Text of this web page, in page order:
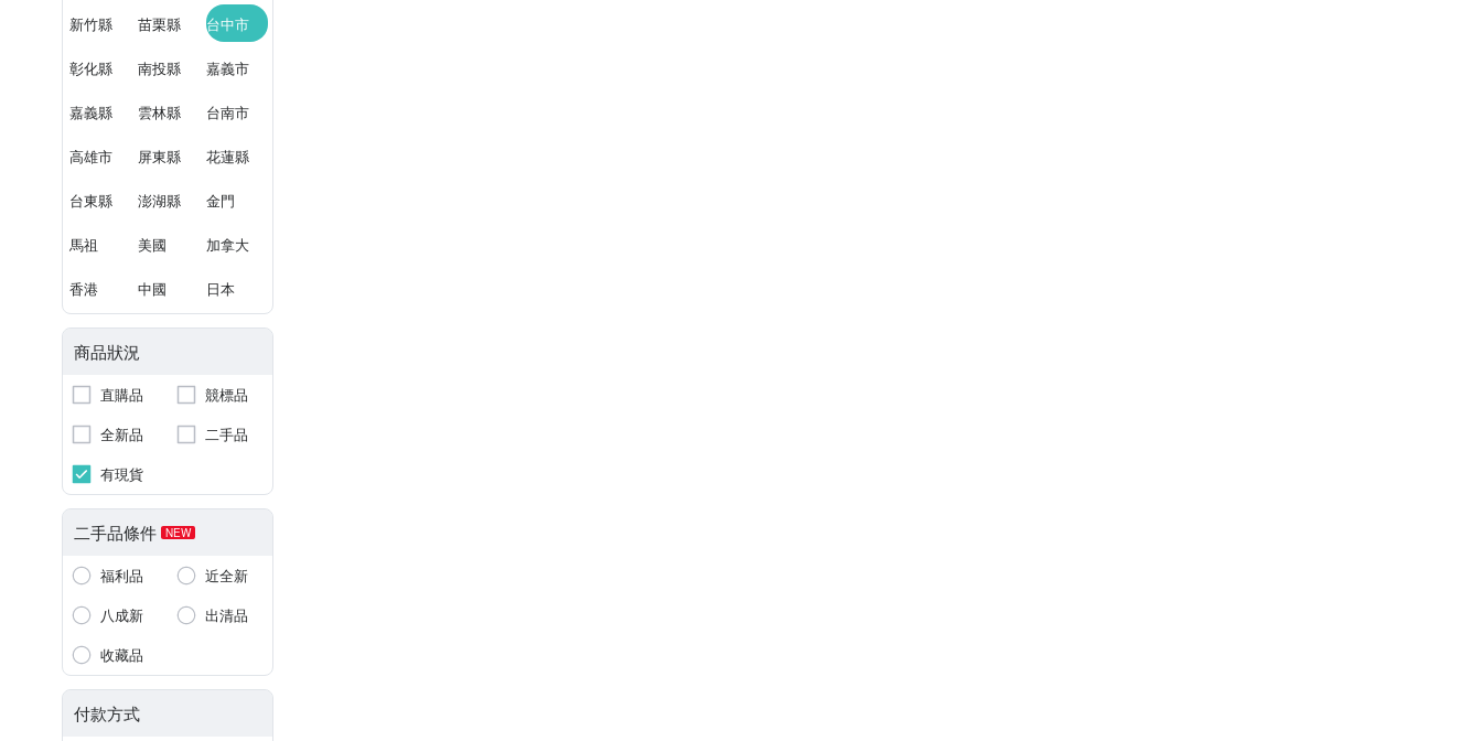
新竹縣 苗栗縣 台中市
彰化縣 南投縣 嘉義市
嘉義縣 雲林縣 台南市
高雄市 屏東縣 花蓮縣
台東縣 澎湖縣 金門
馬祖 美國 加拿大
香港 中國 日本
商品狀況
直購品
競標品
全新品
二手品
有現貨
二手品條件 NEW
福利品
近全新
八成新
出清品
收藏品
付款方式